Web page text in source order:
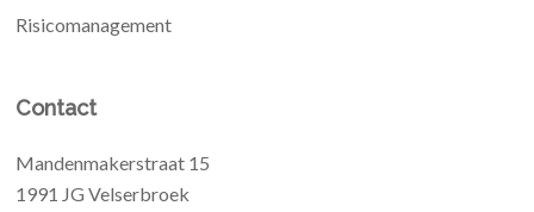
Risicomanagement
Contact
Mandenmakerstraat 15
1991 JG Velserbroek